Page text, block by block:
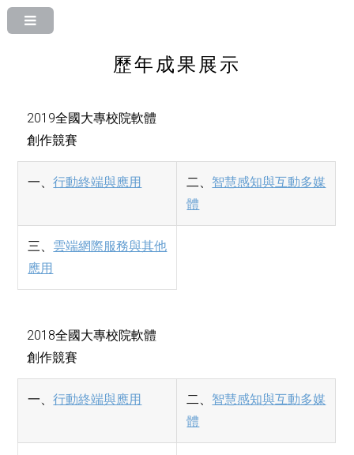
歷年成果展示
2019全國大專校院軟體
創作競賽
一、行動終端與應用 二、 智慧感知與互動多媒
體
三、 雲端網際服務與其他
應用
2018全國大專校院軟體
創作競賽
一、行動終端與應用 二、 智慧感知與互動多媒
體